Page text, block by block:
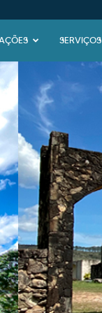
SERVIÇOS